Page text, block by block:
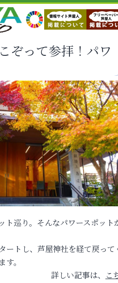
ぞって参拝！パワ
ト巡り。そんなパワースポット
ートし、芦屋神社を経て戻って
。
詳しい記事は、
こ